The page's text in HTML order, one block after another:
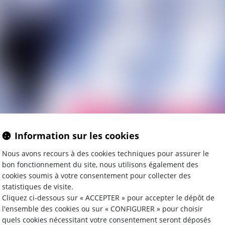
contrats d’exploitation des droits de propriété
et de marques
Information sur les cookies
Nous avons recours à des cookies techniques pour assurer le
bon fonctionnement du site, nous utilisons également des
cookies soumis à votre consentement pour collecter des
statistiques de visite.
Cliquez ci-dessous sur « ACCEPTER » pour accepter le dépôt de
l'ensemble des cookies ou sur « CONFIGURER » pour choisir
quels cookies nécessitant votre consentement seront déposés